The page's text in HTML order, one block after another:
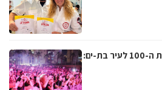
לקראת פתיחת חגיגות שנת ה-100 לעיר בת-ים: